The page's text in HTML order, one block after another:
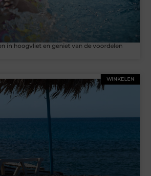
in hoogvliet en geniet van de voordelen
WINKELEN